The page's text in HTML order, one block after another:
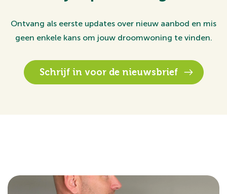
Ontvang als eerste updates over nieuw aanbod en mis
geen enkele kans om jouw droomwoning te vinden.
Schrijf in voor de nieuwsbrief